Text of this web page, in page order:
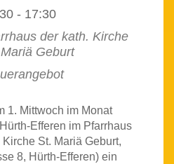
- 17:30
der kath. Kirche
Geburt
1. Mittwoch im Monat
Efferen im Pfarrhaus
Kirche St. Mariä Geburt,
8, Hürth-Efferen) ein